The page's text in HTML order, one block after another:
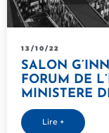
13/10/22
SALON
FORUM DE
MINISTERE
Lire +